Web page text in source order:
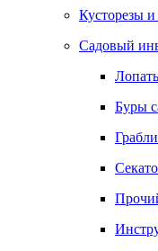
Кусторезы
Садовый
Буры
Грабли